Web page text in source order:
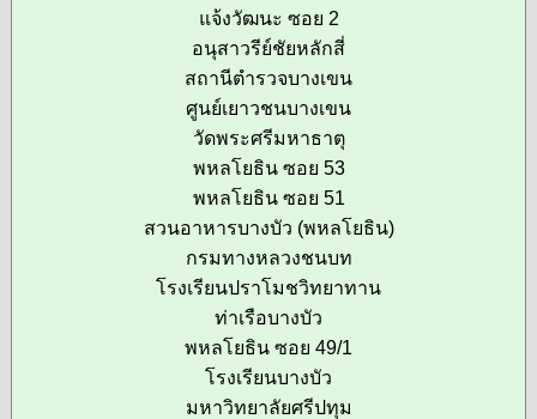
แจ้งวัฒนะ ซอย 2
อนุสาวรีย์ชัยหลักสี่
สถานีตำรวจบางเขน
ศูนย์เยาวชนบางเขน
วัดพระศรีมหาธาตุ
พหลโยธิน ซอย 53
พหลโยธิน ซอย 51
สวนอาหารบางบัว (พหลโยธิน)
กรมทางหลวงชนบท
โรงเรียนปราโมชวิทยาทาน
ท่าเรือบางบัว
พหลโยธิน ซอย 49/1
โรงเรียนบางบัว
มหาวิทยาลัยศรีปทุม